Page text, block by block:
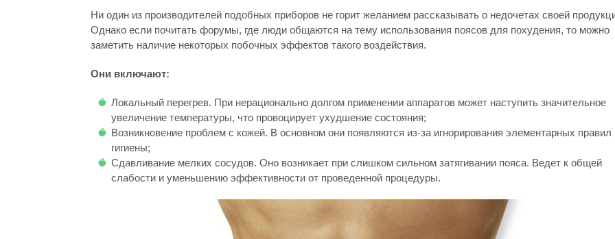
Ни один из производителей подобных приборов не горит желанием рассказывать о недочетах своей
Однако если почитать форумы, где люди общаются на тему использования поясов для похудения, то можно
заметить наличие некоторых побочных эффектов такого воздействия.
Они включают:
Локальный перегрев. При нерационально долгом применении аппаратов может наступить значительное
увеличение температуры, что провоцирует ухудшение состояния;
Возникновение проблем с кожей. В основном они появляются из-за игнорирования элементарных правил
гигиены;
Сдавливание мелких сосудов. Оно возникает при слишком сильном затягивании пояса. Ведет к общей
слабости и уменьшению эффективности от проведенной процедуры.